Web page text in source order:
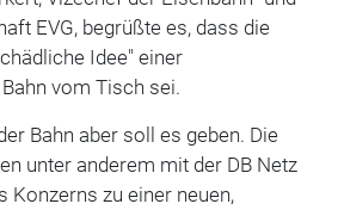
EVG, begrüßte es, dass die
Idee" einer
vom Tisch sei.
Bahn aber soll es geben. Die
unter anderem mit der DB Netz
Konzerns zu einer neuen,